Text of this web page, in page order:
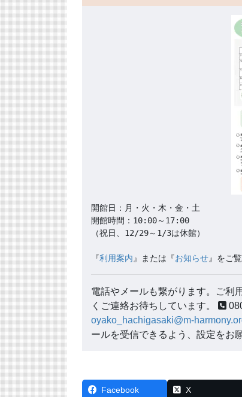
開館日：月・火・木・金・土
開館時間：10:00～17:00
（祝日、12/29～1/3は休館）
『利用案内 』または『お知らせ』をご
電話やメールも繋がります。ご利
くご連絡お待ちしています。
oyako_hachigasaki@m-
ールを受信できるよう、設定をお
Facebook X